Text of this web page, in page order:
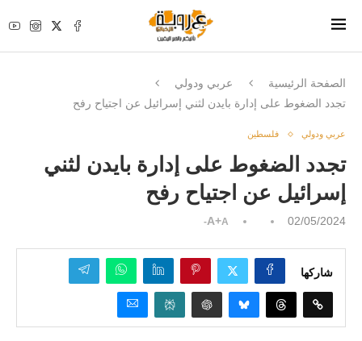
الصفحة الرئيسية
عربي ودولي
تجدد الضغوط على إدارة بايدن لثني إسرائيل عن اجتياح رفح
عربي ودولي فلسطين
تجدد الضغوط على إدارة بايدن لثني
إسرائيل عن اجتياح رفح
02/05/2024
A+A-
شاركها